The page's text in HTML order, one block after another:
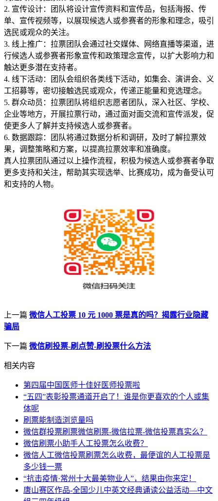
2. 宣传设计：团队将设计宣传资料和宣传品，包括海报、传
单、宣传视频等，以展现候选人或参赛者的形象和理念，吸引
选民或观众的关注。
3. 线上推广：拉票团队会通过社交媒体、网络直播等渠道，进
行候选人或参赛者形象宣传和政策理念宣传，以扩大影响力和
触达更多潜在支持者。
4. 线下活动：团队会组织各类线下活动，如集会、演讲会、义
工招募等，密切接触选民或观众，传递正能量和竞选理念。
5. 群众动员：拉票团队将组织志愿者团队，深入社区、学校、
企业等地方，开展拉票行动，通过面对面交流和宣传派发，促
使更多人了解并支持候选人或参赛者。
6. 数据跟踪：团队将通过数据分析和调研，及时了解拉票效
果，调整策略和方案，以提高拉票效率和准确度。
真人拉票团队通过以上操作流程，积极为候选人或参赛者争取
更多支持和关注，帮助其实现选举、比赛成功，成为备受认可
和支持的人物。
上一篇 微信人工投票 10 元 1000 票是真的吗？揭露行业隐藏
骗局
下一篇 微信刷投票-刷点赞-刷投票什么方法
相关内容
第四届中国医师十佳好医师投票啦
“五四”表彰投票通道开启了！谁是你更喜欢的个人或集
体呢
刷票能制造浏览量吗
微信群投票刷票微信刷票-微信拉票-微信投票真实么？
微信刷票小助手人工投票怎么收费？
微信人工微信投票刷票怎么收费，最便谊的人工投票是
多少钱一票
“抗击疫情·常州十大最美物业人”，结果由你来定！
唐山赛区作品-全国少儿中英文经典诵读公益活动—中文